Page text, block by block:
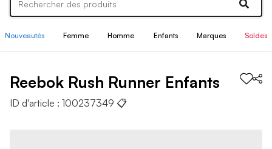
Nouveautés Femme Homme Enfants Marques Soldes
Reebok Rush Runner Enfants
ID d'article : 100237349 📋